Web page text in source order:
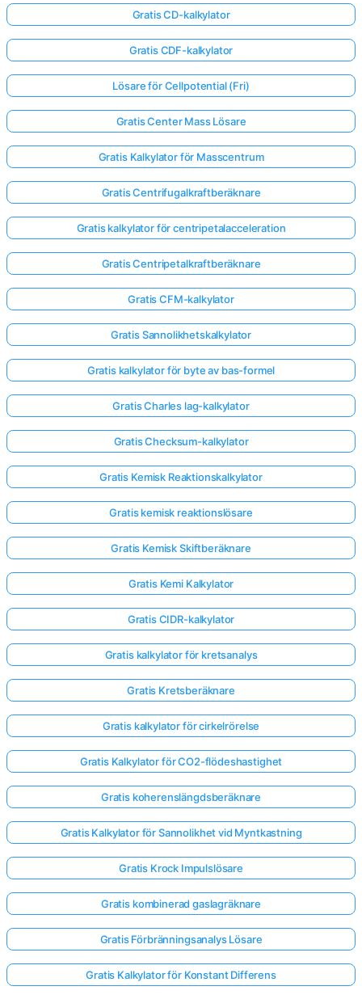
Gratis CD-kalkylator
Gratis CDF-kalkylator
Lösare för Cellpotential (Fri)
Gratis Center Mass Lösare
Gratis Kalkylator för Masscentrum
Gratis Centrifugalkraftberäknare
Gratis kalkylator för centripetalacceleration
Gratis Centripetalkraftberäknare
Gratis CFM-kalkylator
Gratis Sannolikhetskalkylator
Gratis kalkylator för byte av bas-formel
Gratis Charles lag-kalkylator
Gratis Checksum-kalkylator
Gratis Kemisk Reaktionskalkylator
Gratis kemisk reaktionslösare
Gratis Kemisk Skiftberäknare
Gratis Kemi Kalkylator
Gratis CIDR-kalkylator
Gratis kalkylator för kretsanalys
Gratis Kretsberäknare
Gratis kalkylator för cirkelrörelse
Gratis Kalkylator för CO2-flödeshastighet
Gratis koherenslängdsberäknare
Gratis Kalkylator för Sannolikhet vid Myntkastning
Gratis Krock Impulslösare
Gratis kombinerad gaslagräknare
Gratis Förbränningsanalys Lösare
Gratis Kalkylator för Konstant Differens